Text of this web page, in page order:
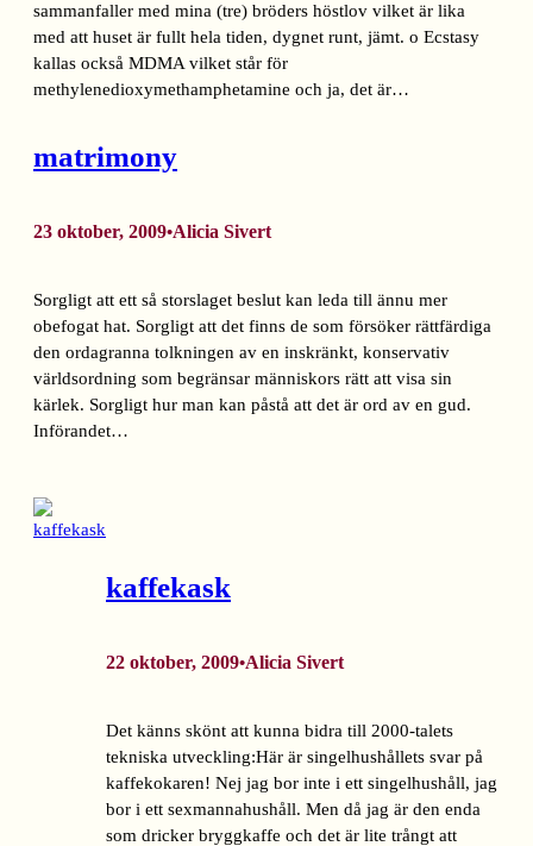
sammanfaller med mina (tre) bröders höstlov vilket är lika
med att huset är fullt hela tiden, dygnet runt, jämt. o Ecstasy
kallas också MDMA vilket står för
methylenedioxymethamphetamine och ja, det är…
matrimony
23 oktober, 2009•Alicia Sivert
Sorgligt att ett så storslaget beslut kan leda till ännu mer
obefogat hat. Sorgligt att det finns de som försöker rättfärdiga
den ordagranna tolkningen av en inskränkt, konservativ
världsordning som begränsar människors rätt att visa sin
kärlek. Sorgligt hur man kan påstå att det är ord av en gud.
Införandet…
kaffekask
22 oktober, 2009•Alicia Sivert
Det känns skönt att kunna bidra till 2000-talets
tekniska utveckling:Här är singelhushållets svar på
kaffekokaren! Nej jag bor inte i ett singelhushåll, jag
bor i ett sexmannahushåll. Men då jag är den enda
som dricker bryggkaffe och det är lite trångt att